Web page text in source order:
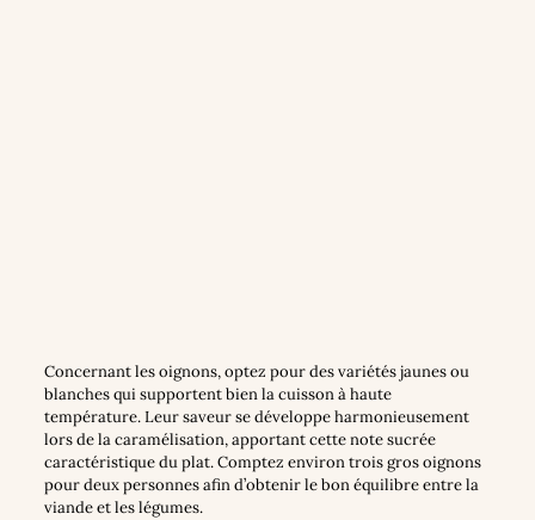
Concernant les oignons, optez pour des variétés jaunes ou
blanches qui supportent bien la cuisson à haute
température. Leur saveur se développe harmonieusement
lors de la caramélisation, apportant cette note sucrée
caractéristique du plat. Comptez environ trois gros oignons
pour deux personnes afin d’obtenir le bon équilibre entre la
viande et les légumes.